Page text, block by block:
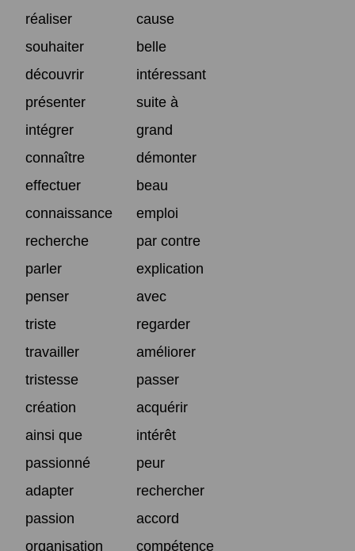
réaliser
cause
souhaiter
belle
découvrir
intéressant
présenter
suite à
intégrer
grand
connaître
démonter
effectuer
beau
connaissance
emploi
recherche
par contre
parler
explication
penser
avec
triste
regarder
travailler
améliorer
tristesse
passer
création
acquérir
ainsi que
intérêt
passionné
peur
adapter
rechercher
passion
accord
organisation
compétence